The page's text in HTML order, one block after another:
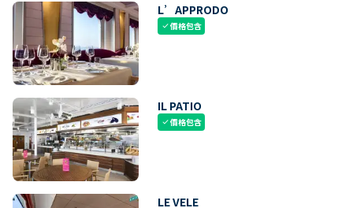
L’APPRODO
check價格包含
IL PATIO
check價格包含
LE VELE